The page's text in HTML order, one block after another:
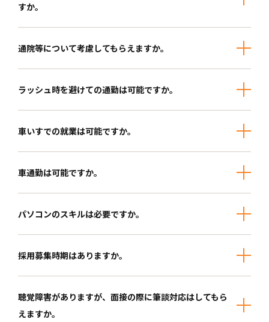
すか。
通院等について考慮してもらえますか。
ラッシュ時を避けての通勤は可能ですか。
車いすでの就業は可能ですか。
車通勤は可能ですか。
パソコンのスキルは必要ですか。
採用募集時期はありますか。
聴覚障害がありますが、面接の際に筆談対応はしてもら
えますか。